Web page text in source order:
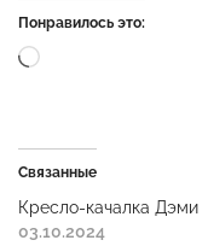
Понравилось это:
Связанные
Кресло-качалка Дэми
03.10.2024